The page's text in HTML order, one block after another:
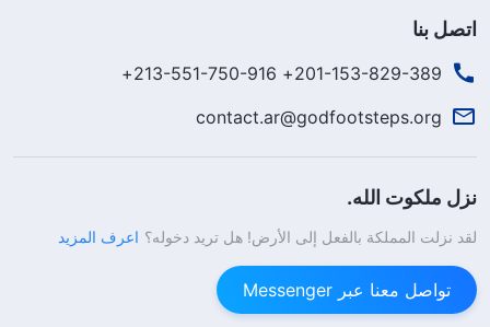
اتصل بنا
201-153-829-389+ 213-551-750-916+
contact.ar@godfootsteps.org
نزل ملكوت الله.
لقد نزلت المملكة بالفعل إلى الأرض! هل تريد دخوله؟ اعرف المزيد
تواصل معنا عبر Messenger